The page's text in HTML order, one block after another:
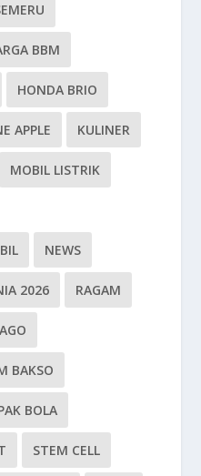
BBM
HONDA BRIO
APPLE KULINER
MOBIL LISTRIK
NEWS
2026 RAGAM
BAKSO
BOLA
STEM CELL